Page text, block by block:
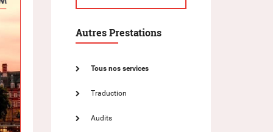
Autres Prestations
Tous nos services
Traduction
Audits